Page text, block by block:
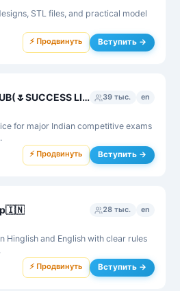
STL files, and practical model
⚡ Продвинуть Вступить →
🌺COMPUTER HUB(🌷SUCCESS LIFE) GK, GS , Agniveer NAA,Science, MPPSC, UPSC,SSC MTS,CHSL,SI,UPSSC GK,ARMY, ALL GK 39 тыс. en
for major Indian competitive exams
⚡ Продвинуть Вступить →
28 тыс. en
Hinglish and English with clear rules
⚡ Продвинуть Вступить →